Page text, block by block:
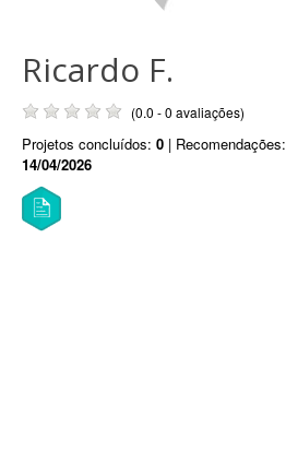
Ricardo F.
(0.0 - 0 avaliações)
Projetos concluídos: 0 | Recomendações:
14/04/2026